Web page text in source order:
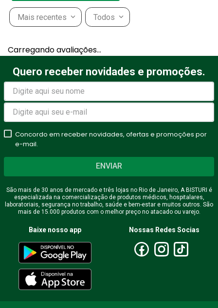
Avalie o produto de 1 a 5
estrelas
★★★★★
Seu nome
Endereço de email
Escreva uma avaliação
Mais recentes Todos
Carregando avaliações…
Quero receber novidades e promoções.
Concordo em receber novidades, ofertas e promoções por
e-mail.
ENVIAR
São mais de 30 anos de mercado e três lojas no Rio de Janeiro, A BISTURI é
especializada na comercialização de produtos médicos, hospitalares,
laboratoriais, segurança no trabalho, saúde e bem-estar e muitos outros. São
mais de 15.000 produtos com o melhor preço no atacado ou varejo.
Baixe nosso app Nossas Redes Socias